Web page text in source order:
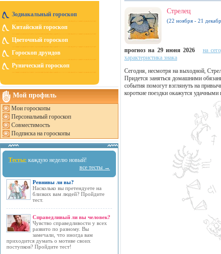
Зодиакальный гороскоп
Китайский гороскоп
Цветочный гороскоп
Гороскоп друидов
Рунический гороскоп
Мой профиль
Мои гороскопы
Персональный гороскоп
Совместимость
Подписка на гороскопы
Тесты: каждую неделю новый!
все тесты →
Ревнивы ли вы?
Насколько вы претендуете на
близких вам людей? Пройдите
тест.
Справедливый ли вы человек?
Чувство справедливости у всех
развито по разному. Вы
замечали, что иногда вам
приходится думать о мотиве своих
поступков? Пройдите тест!
Стрелец
(22 ноября - 21
прогноз на 29 июня 2026
на
характеристика знака
Сегодня, несмотря на выходной,
Придется заняться домашними
события помогут взглянуть на
короткие поездки окажутся удачными